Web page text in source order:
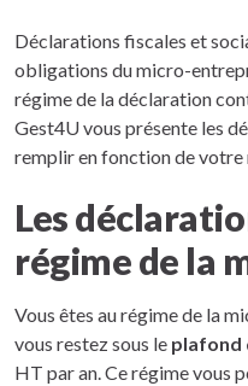
Déclarations fiscales et
obligations du micro-
régime de la déclaration
Gest4U vous présente les
remplir en fonction de
Les
régime de la
Vous êtes au régime de la
vous restez sous le plafond
HT par an. Ce régime vous